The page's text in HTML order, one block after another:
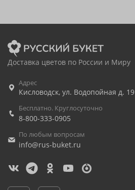
Доставка цветов по России и Миру
Адрес
Кисловодск, ул. Водопойная д. 19
Бесплатно. Круглосуточно
8-800-333-0905
По любым вопросам
info@rus-buket.ru